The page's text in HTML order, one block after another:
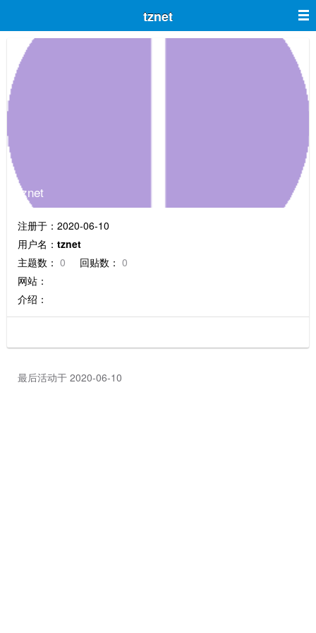
tznet
tznet
注册于：2020-06-10
用户名： tznet
主题数： 0 回贴数： 0
网站：
介绍：
最后活动于 2020-06-10